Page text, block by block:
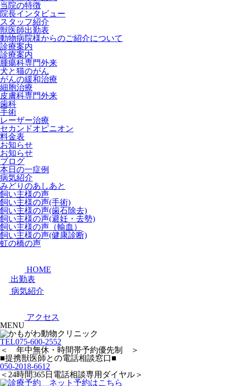
当院の特徴
院長インタビュー
スタッフ紹介
獣医師出勤表
動物病院様からのご紹介について
診療案内
診療案内
腫瘍科専門外来
犬と猫のがん
がんの緩和治療
細胞治療
皮膚科専門外来
歯科
手術
レーザー治療
セカンドオピニオン
料金表
お知らせ
お知らせ
ブログ
本日の一症例
病気紹介
みどりのあしあと
飼い主様の声
飼い主様の声(手術)
飼い主様の声(歯石除去)
飼い主様の声(避妊・去勢)
飼い主様の声（輸血）
飼い主様の声(健康診断)
虹の橋の声
HOME
出勤表
病気紹介
アクセス
MENU
TEL075-600-2552
＜ 年中無休・時間帯予約優先制 ＞
■提携獣医師との電話相談窓口■
050-2018-6612
＜24時間365日電話相談専用ダイヤル＞